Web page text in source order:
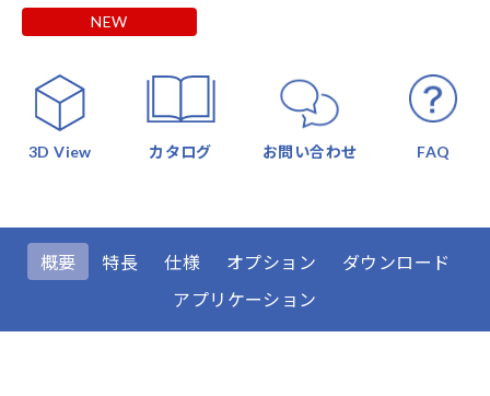
NEW
3D View カタログ お問い合わせ FAQ
概要 特長 仕様 オプション
ダウンロード
アプリケーション